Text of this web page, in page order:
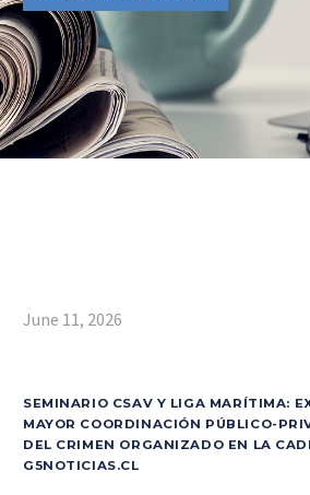
June 11, 2026
SEMINARIO CSAV Y LIGA MARÍTIMA:
MAYOR COORDINACIÓN PÚBLICO-
DEL CRIMEN ORGANIZADO EN LA
G5NOTICIAS.CL